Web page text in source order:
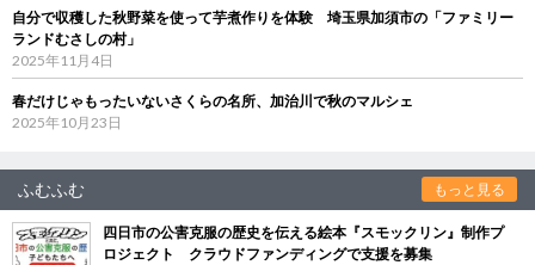
自分で収穫した秋野菜を使って芋煮作りを体験 埼玉県加須市の「ファミリー
ランドむさしの村」
2025年11月4日
春だけじゃもったいないさくらの名所、加治川で秋のマルシェ
2025年10月23日
ふむふむ もっと見る
四日市の公害克服の歴史を伝える絵本『スモックリン』制作プ
ロジェクト クラウドファンディングで支援を募集